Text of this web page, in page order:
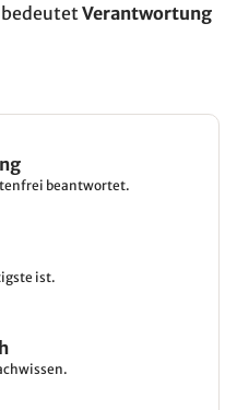
Verantwortung
beantwortet.
ist.